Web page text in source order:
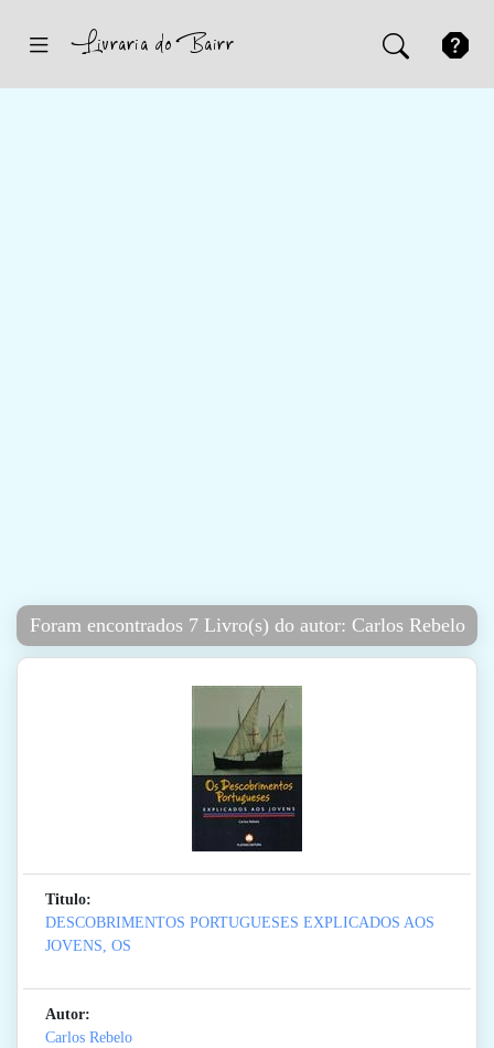
Foram encontrados 7 Livro(s) do autor: Carlos Rebelo
Titulo:
DESCOBRIMENTOS PORTUGUESES EXPLICADOS AOS
JOVENS, OS
Autor:
Carlos Rebelo